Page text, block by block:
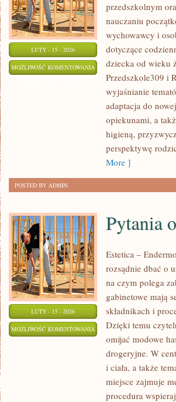
LUTY - 15 - 2026
MOŻLIWOŚĆ KOMENTOWANIA INSPIRACJE
NAUCZYCIELI
przedszkolnym
nauczaniu
wychowawcy i
dotyczące
dziecka od wieku
Przedszkole309 i
wyjaśnianie
adaptacja do
opiekunami, a
higieną,
perspektywę
More ]
POSTED BY ADMIN
LUTY - 15 - 2026
MOŻLIWOŚĆ KOMENTOWANIA PYTANIA
CZYTELNIKÓW
Pytania
Estetica –
rozsądnie dbać o
na czym polega
gabinetowe mają
składnikach i
Dzięki temu
omijać modowe
drogeryjne. W
i ciała, a także
miejsce zajmuje
procedura